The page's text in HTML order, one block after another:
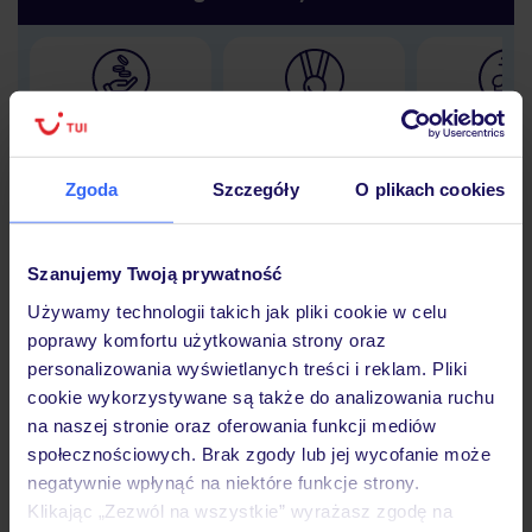
Zgoda Szczegóły O plikach cookies
Szanujemy Twoją prywatność
Używamy technologii takich jak pliki cookie w celu
poprawy komfortu użytkowania strony oraz
personalizowania wyświetlanych treści i reklam. Pliki
cookie wykorzystywane są także do analizowania ruchu
na naszej stronie oraz oferowania funkcji mediów
społecznościowych. Brak zgody lub jej wycofanie może
negatywnie wpłynąć na niektóre funkcje strony.
Klikając „Zezwól na wszystkie” wyrażasz zgodę na
Lider niskich cen 30 lat w
Hotel
Opinie
Pokoje